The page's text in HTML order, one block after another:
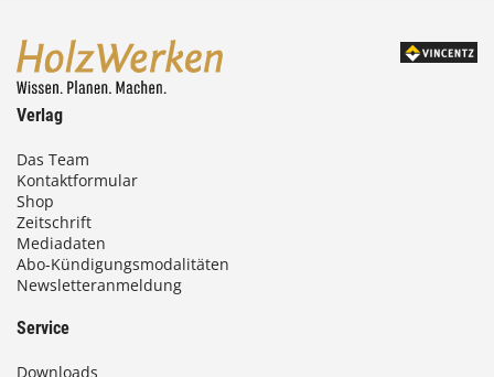
Verlag
Das Team
Kontaktformular
Shop
Zeitschrift
Mediadaten
Abo-Kündigungsmodalitäten
Newsletteranmeldung
Service
Downloads